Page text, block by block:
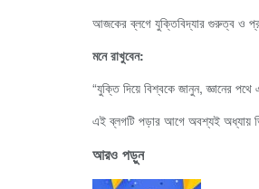
আজকের ব্লগে যুক্তিবিদ্যার গুরুত্ব ও
মনে রাখুবেন:
“যুক্তি দিয়ে বিশ্বকে জানুন, জ্ঞানের পথে
এই ব্লগটি পড়ার আগে অবশ্যই অধ্যায়
আরও পড়ুন